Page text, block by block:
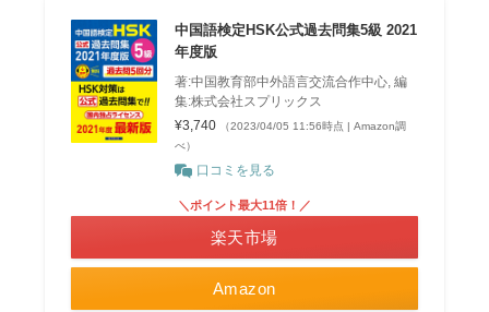
中国語検定HSK公式過去問集5級 2021
年度版
著:中国教育部中外語言交流合作中心, 編
集:株式会社スプリックス
¥3,740
（2023/04/05 11:56時点 | Amazon調
べ）
口コミを見る
Amazon
＼ポイント最大11倍！／
楽天市場